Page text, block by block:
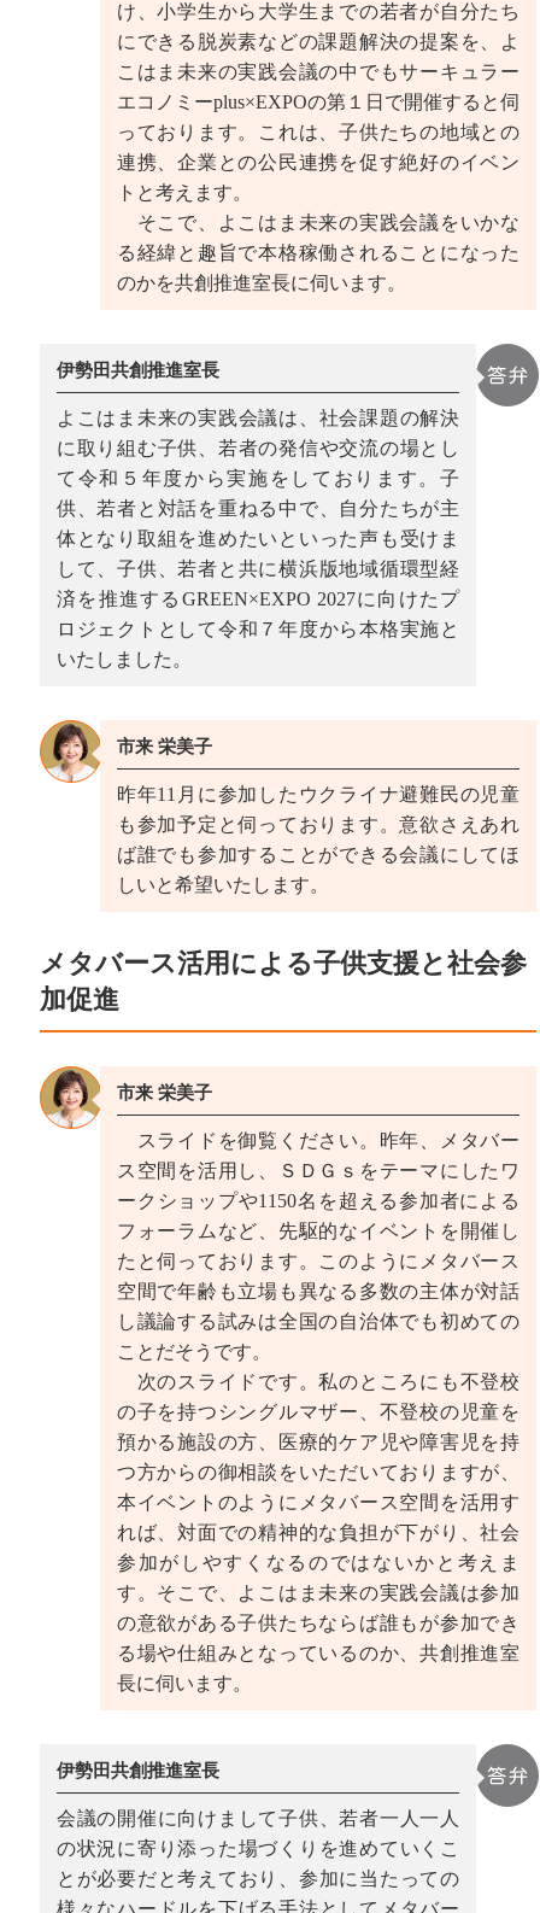
け、小学生から大学生までの若者が自分たち
にできる脱炭素などの課題解決の提案を、よ
こはま未来の実践会議の中でもサーキュラー
エコノミーplus×EXPOの第１日で開催すると伺
っております。これは、子供たちの地域との
連携、企業との公民連携を促す絶好のイベン
トと考えます。
そこで、よこはま未来の実践会議をいかな
る経緯と趣旨で本格稼働されることになった
のかを共創推進室長に伺います。
伊勢田共創推進室長
よこはま未来の実践会議は、社会課題の解決
に取り組む子供、若者の発信や交流の場とし
て令和５年度から実施をしております。子
供、若者と対話を重ねる中で、自分たちが主
体となり取組を進めたいといった声も受けま
して、子供、若者と共に横浜版地域循環型経
済を推進するGREEN×EXPO 2027に向けたプ
ロジェクトとして令和７年度から本格実施と
いたしました。
市来 栄美子
昨年11月に参加したウクライナ避難民の児童
も参加予定と伺っております。意欲さえあれ
ば誰でも参加することができる会議にしてほ
しいと希望いたします。
メタバース活用による子供支援と社会参
加促進
市来 栄美子
スライドを御覧ください。昨年、メタバー
ス空間を活用し、ＳＤＧｓをテーマにしたワ
ークショップや1150名を超える参加者による
フォーラムなど、先駆的なイベントを開催し
たと伺っております。このようにメタバース
空間で年齢も立場も異なる多数の主体が対話
し議論する試みは全国の自治体でも初めての
ことだそうです。
次のスライドです。私のところにも不登校
の子を持つシングルマザー、不登校の児童を
預かる施設の方、医療的ケア児や障害児を持
つ方からの御相談をいただいておりますが、
本イベントのようにメタバース空間を活用す
れば、対面での精神的な負担が下がり、社会
参加がしやすくなるのではないかと考えま
す。そこで、よこはま未来の実践会議は参加
の意欲がある子供たちならば誰もが参加でき
る場や仕組みとなっているのか、共創推進室
長に伺います。
伊勢田共創推進室長
会議の開催に向けまして子供、若者一人一人
の状況に寄り添った場づくりを進めていくこ
とが必要だと考えており、参加に当たっての